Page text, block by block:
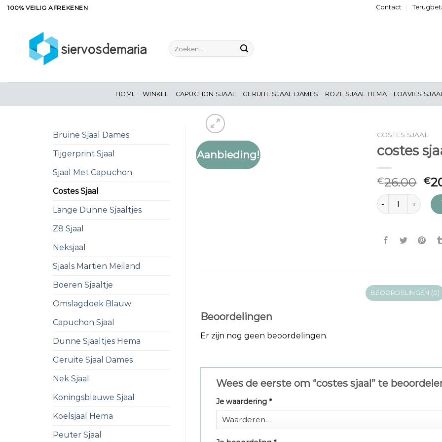
Ga100% VEILIG AFREKENEN Contact
Zoeken
naar:
HOME WINKEL CAPUCHON SJAAL GERUITE SJAAL DAMES ROZE SJAAL HEMA LOAVIES
Bruine Sjaal Dames
Tijgerprint Sjaal
Sjaal Met Capuchon
Costes Sjaal
Lange Dunne Sjaaltjes
Z8 Sjaal
Neksjaal
Sjaals Martien Meiland
Boeren Sjaaltje
Omslagdoek Blauw
Capuchon Sjaal
Dunne Sjaaltjes Hema
Geruite Sjaal Dames
Nek Sjaal
Koningsblauwe Sjaal
Koelsjaal Hema
Peuter Sjaal
Aanbieding!
COSTES SJAAL
costes
€26.00 €
costes sjaal aantal
BEOORDELINGEN (0)
Beoordelingen
Er zijn nog geen beoordelingen.
Wees de eerste om “costes sjaal” te
Je waardering *